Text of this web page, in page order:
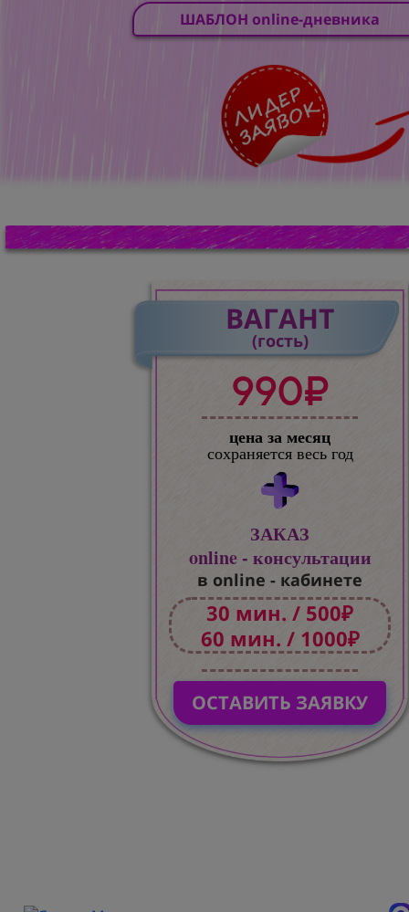
ШАБЛОН online-дневника
ВАГАНТ
(гость)
990₽
цена за месяц
сохраняется весь год
ЗАКАЗ
online - консультации
в online - кабинете
30 мин. / 500₽
60 мин. / 1000₽
ОСТАВИТЬ ЗАЯВКУ